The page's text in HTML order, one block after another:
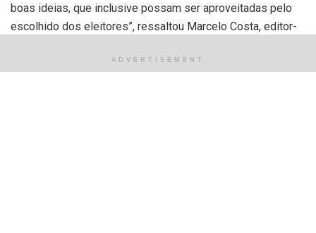
boas ideias, que inclusive possam ser aproveitadas pelo
escolhido dos eleitores”, ressaltou Marcelo Costa, editor-
Todos foram convidados a participar do Podcast“Diz Aí”,
ADVERTISEMENT